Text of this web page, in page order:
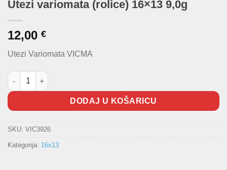
Utezi variomata (rolice) 16×13 9,0g
12,00 €
Utezi Variomata VICMA
Utezi variomata (rolice) 16x13 9,0g količina
DODAJ U KOŠARICU
SKU: VIC3926
Kategorija: 16x13